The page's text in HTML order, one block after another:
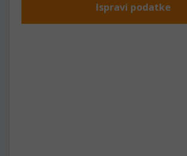
Ispravi podatke